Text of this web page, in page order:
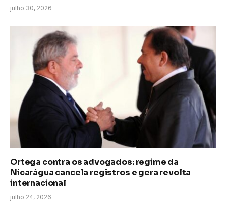
julho 30, 2026
Ortega contra os advogados: regime da
Nicarágua cancela registros e gera revolta
internacional
julho 24, 2026